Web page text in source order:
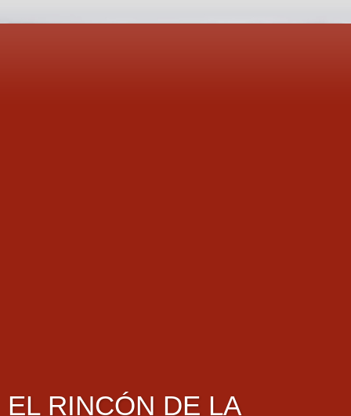
EL RINCÓN DE LA